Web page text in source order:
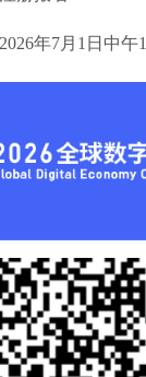
年7月1日中午